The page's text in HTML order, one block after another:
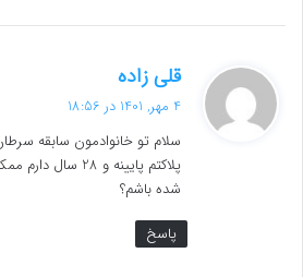
قلی زاده
ت
:
4 مهر, 1401 در 18:56
سلام تو خانوادمون سابقه
پلاکتم پایینه و
شده باشم؟
پاسخ